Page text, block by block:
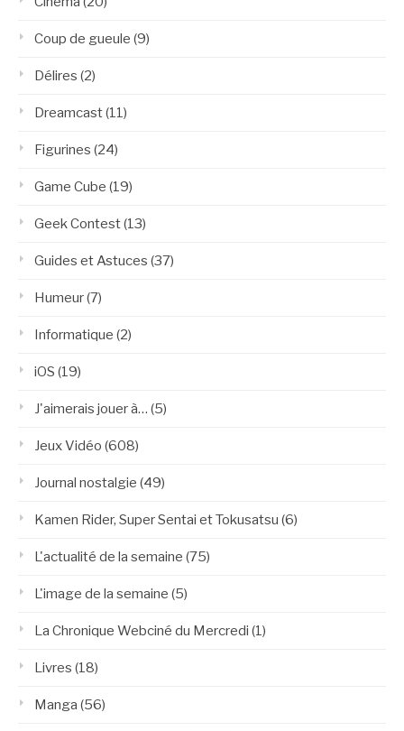
Coup de gueule (9)
Délires (2)
Dreamcast(11)
Figurines (24)
Game Cube (19)
Geek Contest(13)
Guides et Astuces (37)
Humeur(7)
Informatique (2)
iOS (19)
J'aimerais jouer à… (5)
Jeux Vidéo (608)
Journal nostalgie (49)
Kamen Rider, Super Sentai et Tokusatsu (6)
L'actualité de la semaine (75)
L'image de la semaine (5)
La Chronique Webciné du Mercredi (1)
Livres (18)
Manga (56)